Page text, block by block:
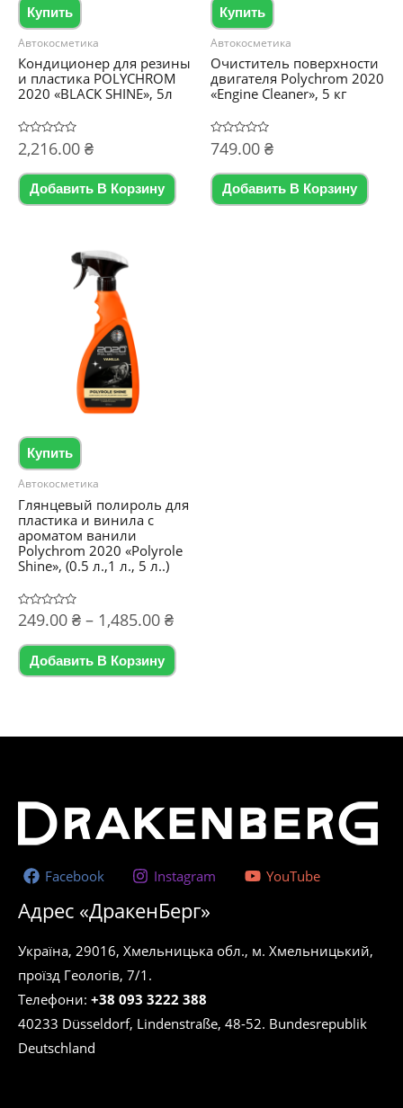
Купить
Автокосметика
Кондиционер для резины
и пластика POLYCHROM
2020 «BLACK SHINE», 5л
Оценка
0
5
2,216.00 ₴
Добавить В Корзину
Купить
Автокосметика
Очиститель поверхности
двигателя Polychrom 2020
«Engine Cleaner», 5 кг
Оценка
0
5
749.00 ₴
Добавить В Корзину
Купить
Автокосметика
Глянцевый полироль для
пластика и винила с
ароматом ванили
Polychrom 2020 «Polyrole
Shine», (0.5 л.,1 л., 5 л..)
Оценка
0
5
249.00 ₴ – 1,485.00 ₴Диапазон
249.00 ₴
–
Добавить В Корзину
Этот
товар
выбрать
на
Facebook Instagram YouTube
Адрес «ДракенБерг»
Україна, 29016, Хмельницька обл., м. Хмельницький,
проїзд Геологів, 7/1.
Телефони: +38 093 3222 388
40233 Düsseldorf, Lindenstraße, 48-52. Bundesrepublik
Deutschland